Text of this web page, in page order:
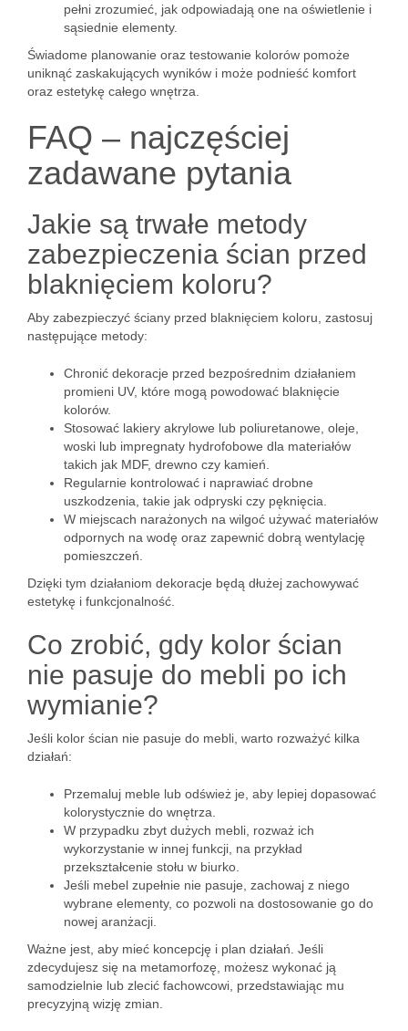
pełni zrozumieć, jak odpowiadają one na oświetlenie i
sąsiednie elementy.
Świadome planowanie oraz testowanie kolorów pomoże
uniknąć zaskakujących wyników i może podnieść komfort
oraz estetykę całego wnętrza.
FAQ – najczęściej
zadawane pytania
Jakie są trwałe metody
zabezpieczenia ścian przed
blaknięciem koloru?
Aby zabezpieczyć ściany przed blaknięciem koloru, zastosuj
następujące metody:
Chronić dekoracje przed bezpośrednim działaniem
promieni UV, które mogą powodować blaknięcie
kolorów.
Stosować lakiery akrylowe lub poliuretanowe, oleje,
woski lub impregnaty hydrofobowe dla materiałów
takich jak MDF, drewno czy kamień.
Regularnie kontrolować i naprawiać drobne
uszkodzenia, takie jak odpryski czy pęknięcia.
W miejscach narażonych na wilgoć używać materiałów
odpornych na wodę oraz zapewnić dobrą wentylację
pomieszczeń.
Dzięki tym działaniom dekoracje będą dłużej zachowywać
estetykę i funkcjonalność.
Co zrobić, gdy kolor ścian
nie pasuje do mebli po ich
wymianie?
Jeśli kolor ścian nie pasuje do mebli, warto rozważyć kilka
działań:
Przemaluj meble lub odśwież je, aby lepiej dopasować
kolorystycznie do wnętrza.
W przypadku zbyt dużych mebli, rozważ ich
wykorzystanie w innej funkcji, na przykład
przekształcenie stołu w biurko.
Jeśli mebel zupełnie nie pasuje, zachowaj z niego
wybrane elementy, co pozwoli na dostosowanie go do
nowej aranżacji.
Ważne jest, aby mieć koncepcję i plan działań. Jeśli
zdecydujesz się na metamorfozę, możesz wykonać ją
samodzielnie lub zlecić fachowcowi, przedstawiając mu
precyzyjną wizję zmian.